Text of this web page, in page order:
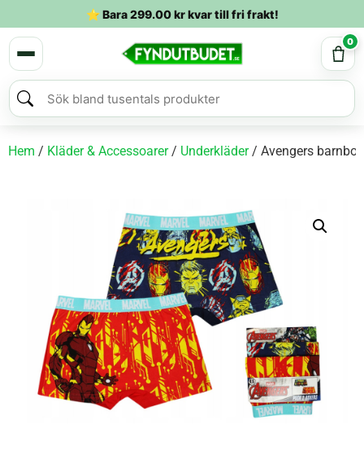
⭐ Bara299.00krkvar till fri frakt!
0
Hem / Kläder & Accessoarer/ Underkläder/ Avengers